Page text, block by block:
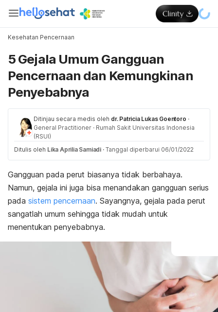
Kesehatan Pencernaan
5 Gejala Umum Gangguan
Pencernaan dan Kemungkinan
Penyebabnya
Ditinjau secara medis oleh dr. Patricia Lukas Goentoro ·
General Practitioner · Rumah Sakit Universitas Indonesia
(RSUI)
Ditulis oleh Lika Aprilia Samiadi · Tanggal diperbarui 06/01/2022
Gangguan pada perut biasanya tidak berbahaya.
Namun, gejala ini juga bisa menandakan gangguan serius
pada sistem pencernaan. Sayangnya, gejala pada perut
sangatlah umum sehingga tidak mudah untuk
menentukan penyebabnya.